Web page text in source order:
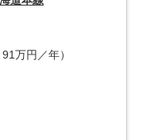
万円／年）